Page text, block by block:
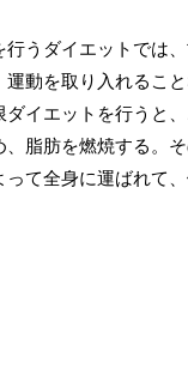
行うダイエットでは
動を取り入れるこ
ダイエットを行うと
、脂肪を燃焼する。
て全身に運ばれて、